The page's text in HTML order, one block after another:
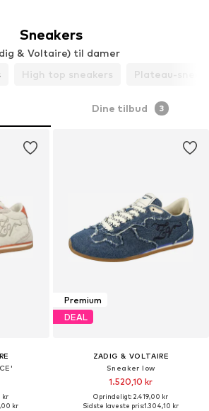
Sneakers
& Voltaire) til damer
High top sneakers Plateau-
Dine tilbud 3
kr
kr
Premium
DEAL
ZADIG & VOLTAIRE
Sneaker low
1.520,10 kr
Oprindeligt: 2.419,00 kr
Sidste laveste pris:1.304,10 kr